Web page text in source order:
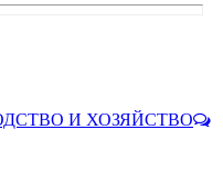
И ХОЗЯЙСТВО